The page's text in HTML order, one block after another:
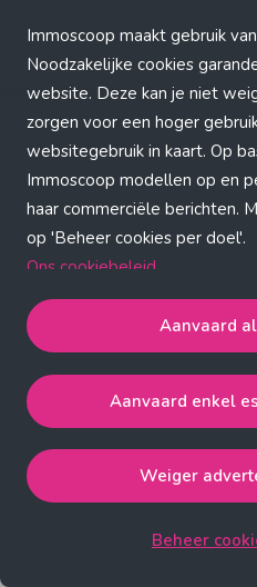
Immoscoop maakt gebruik
Noodzakelijke cookies
website. Deze kan je niet
zorgen voor een hoger
websitegebruik in kaart. Op
Immoscoop modellen op en
haar commerciële berichten.
op 'Beheer cookies per doel'.
Ons cookiebeleid
Aanvaard alle cookiesgaat
noodzakelijke, analytische,
cookies.
de strict noodzakelijke
Weiger advertentie
Aanvaard
Aanvaard enkel
Weiger
Beheer
Application error: a client-side
browser console for more